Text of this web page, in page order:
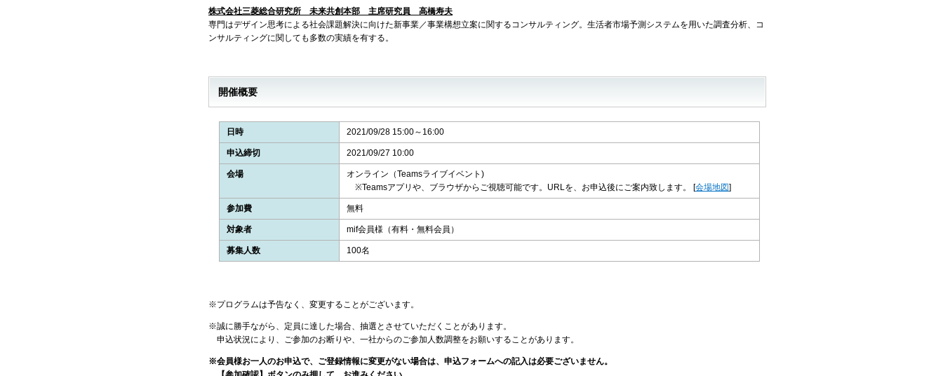
株式会社三菱総合研究所 未来共創本部 主席研究員 高橋寿夫
専門はデザイン思考による社会課題解決に向けた新事業／事業構想立案に関するコンサルティング。生活者市場予測システムを用いた調査分析、コ
ンサルティングに関しても多数の実績を有する。
開催概要
日時 2021/09/28 15:00～16:00
申込締切 2021/09/27 10:00
会場
オンライン（Teamsライブイベント)
※Teamsアプリや、ブラウザからご視聴可能です。URLを、お申込後にご案内致します。
[会場地図]
参加費 無料
対象者 mif会員様（有料・無料会員）
募集人数 100名
※プログラムは予告なく、変更することがございます。
※誠に勝手ながら、定員に達した場合、抽選とさせていただくことがあります。
申込状況により、ご参加のお断りや、一社からのご参加人数調整をお願いすることがあります。
※会員様お一人のお申込で、ご登録情報に変更がない場合は、申込フォームへの記入は必要ございません。